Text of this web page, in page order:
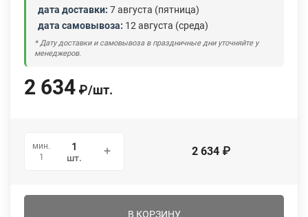
дата доставки: 7 августа (пятница)
дата самовывоза: 12 августа (среда)
* Дату доставки и самовывоза в праздничные дни уточняйте у
менеджеров.
2 634 ₽/шт.
мин.
1
шт. 2 634 ₽
В КОРЗИНУ